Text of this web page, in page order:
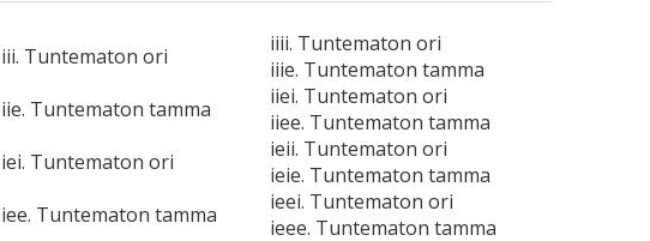
iii. Tuntematon ori
iiii. Tuntematon ori
iiie. Tuntematon tamma
iie. Tuntematon tamma
iiei. Tuntematon ori
iiee. Tuntematon tamma
iei. Tuntematon ori
ieii. Tuntematon ori
ieie. Tuntematon tamma
iee. Tuntematon tamma
ieei. Tuntematon ori
ieee. Tuntematon tamma